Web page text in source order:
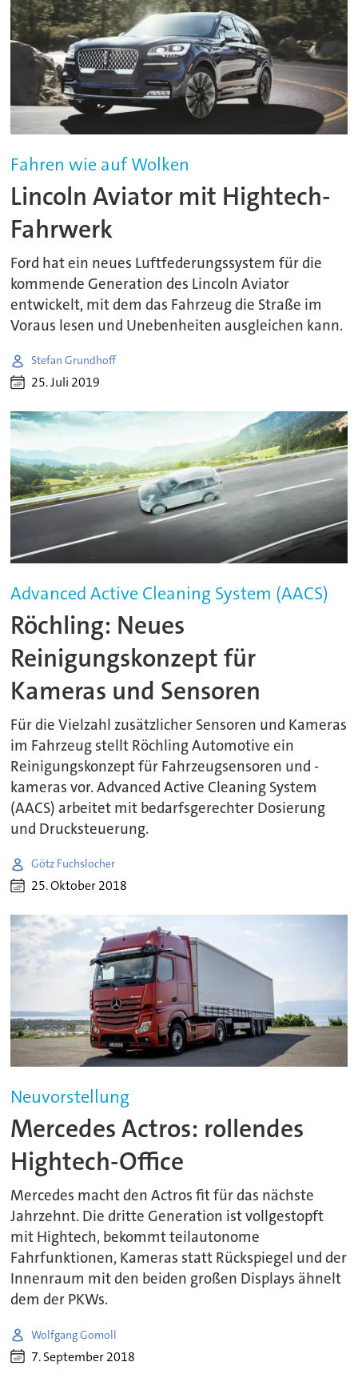
Fahren wie auf Wolken
Lincoln Aviator mit Hightech-
Fahrwerk
Ford hat ein neues Luftfederungssystem für die
kommende Generation des Lincoln Aviator
entwickelt, mit dem das Fahrzeug die Straße im
Voraus lesen und Unebenheiten ausgleichen kann.
Stefan Grundhoff
25. Juli 2019
Advanced Active Cleaning System (AACS)
Röchling: Neues
Reinigungskonzept für
Kameras und Sensoren
Für die Vielzahl zusätzlicher Sensoren und Kameras
im Fahrzeug stellt Röchling Automotive ein
Reinigungskonzept für Fahrzeugsensoren und -
kameras vor. Advanced Active Cleaning System
(AACS) arbeitet mit bedarfsgerechter Dosierung
und Drucksteuerung.
Götz Fuchslocher
25. Oktober 2018
Neuvorstellung
Mercedes Actros: rollendes
Hightech-Office
Mercedes macht den Actros fit für das nächste
Jahrzehnt. Die dritte Generation ist vollgestopft
mit Hightech, bekommt teilautonome
Fahrfunktionen, Kameras statt Rückspiegel und der
Innenraum mit den beiden großen Displays ähnelt
dem der PKWs.
Wolfgang Gomoll
7. September 2018